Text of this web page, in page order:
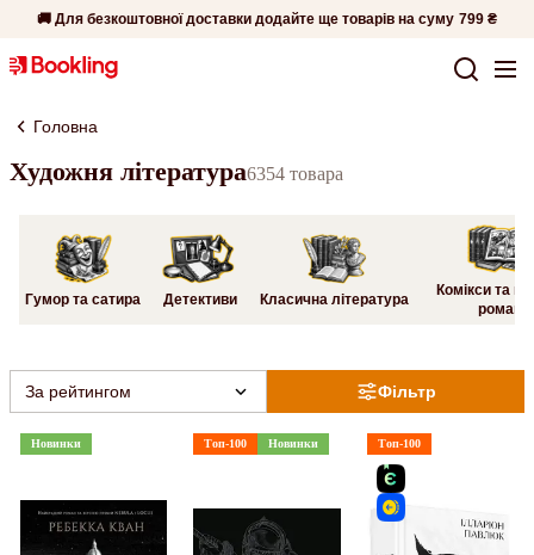
🚚 Для безкоштовної доставки додайте ще товарів на суму 799 ₴
Головна
Художня література6354 товара
Гумор та сатира Детективи Класична література
Комікси та
романи
Фільтр
За рейтингом
Новинки Топ-100 Новинки Топ-100